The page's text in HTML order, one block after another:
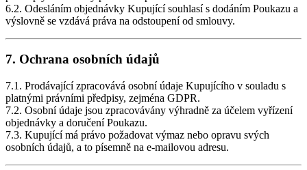
6.2. Odesláním objednávky Kupující souhlasí s dodáním Poukazu a
výslovně se vzdává práva na odstoupení od smlouvy.
7. Ochrana osobních údajů
7.1. Prodávající zpracovává osobní údaje Kupujícího v souladu s
platnými právními předpisy, zejména GDPR.
7.2. Osobní údaje jsou zpracovávány výhradně za účelem vyřízení
objednávky a doručení Poukazu.
7.3. Kupující má právo požadovat výmaz nebo opravu svých
osobních údajů, a to písemně na e-mailovou adresu.